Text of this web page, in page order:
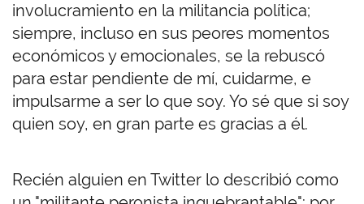
involucramiento en la militancia política;
siempre, incluso en sus peores momentos
económicos y emocionales, se la rebuscó
para estar pendiente de mí, cuidarme, e
impulsarme a ser lo que soy. Yo sé que si soy
quien soy, en gran parte es gracias a él.
Recién alguien en Twitter lo describió como